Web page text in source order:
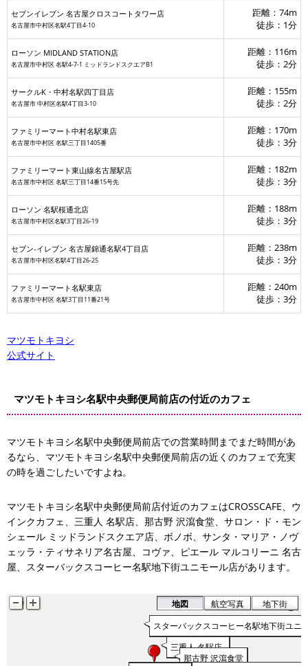
セブンイレブン 名古屋クロスコートタワー店
名古屋市中村区名駅4丁目4-10
距離：74m
徒歩：1分
ローソン MIDLAND STATION店
名古屋市中村区 名駅4‐7‐1 ミッドランドスクエアB1
距離：116m
徒歩：2分
サークルK・中村名駅四丁目店
名古屋市 中村区名駅4丁目3-10
距離：155m
徒歩：2分
ファミリーマート中村名駅東店
名古屋市中村区 名駅三丁目1405番
距離：170m
徒歩：3分
ファミリーマート東山線名古屋駅店
名古屋市中村区 名駅三丁目14番15号先
距離：182m
徒歩：3分
ローソン 名駅桜通北店
名古屋市中村区名駅3丁目26-19
距離：188m
徒歩：3分
セブン‐イレブン 名古屋錦通名駅4丁目店
名古屋市中村区名駅4丁目26-25
距離：238m
徒歩：3分
ファミリーマート名駅東店
名古屋市中村区 名駅3丁目11番21号
距離：240m
徒歩：3分
マツモトキヨシ
公式サイト
マツモトキヨシ名駅中央郵便局前店の付近のカフェ
マツモトキヨシ名駅中央郵便局前店での営業時間までまだ時間があ
るなら、マツモトキヨシ名駅中央郵便局前店の近くのカフェで充実
の時を過ごしたいですよね。
マツモトキヨシ名駅中央郵便局前店付近のカフェはCROSSCAFE、ウ
インクカフェ、三重人 名駅店、那古野 沢瀉食堂、サロン・ド・モン
シェール ミッドランドスクエア店、ボノボ、サンタ・マリア・ノヴ
ェッラ・ティサネリア名古屋、コヴァ、ピエール マルコリーニ 名古
屋、スターバックスコーヒー名駅地下街ユニモール店があります。
ウインクカフェ
三重人 名駅店
那古野 沢瀉食堂
スターバックスコーヒー名駅地下街ユニ
地図 航空写真 地下街